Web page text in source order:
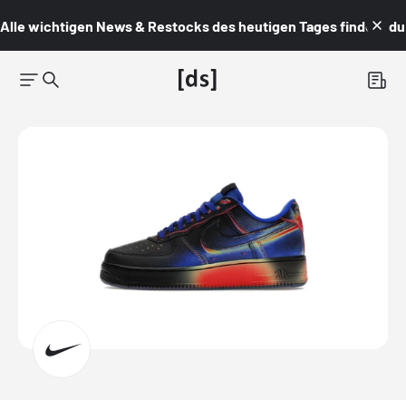
Alle wichtigen News & Restocks des heutigen Tages findest du